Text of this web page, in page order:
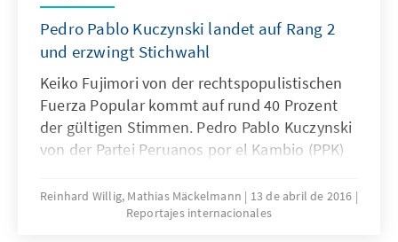
Pedro Pablo Kuczynski landet auf Rang 2
und erzwingt Stichwahl
Keiko Fujimori von der rechtspopulistischen
Fuerza Popular kommt auf rund 40 Prozent
der gültigen Stimmen. Pedro Pablo Kuczynski
von der Partei Peruanos por el Kambio (PPK)
keiner der Kandidaten den für eine Wahl im
ersten Wahlgang erforderlichen
Reinhard Willig, Mathias Mäckelmann
13 de abril de 2016
Reportajes internacionales